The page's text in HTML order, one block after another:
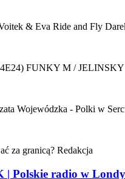
& Eva Ride and Fly
FUNKY M / JELINSKY
Wojewódzka - Polki w
za granicą? Redakcja